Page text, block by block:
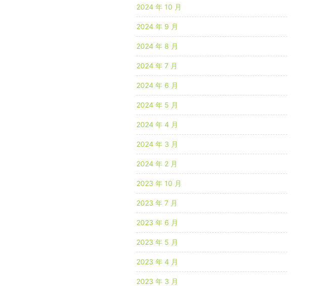
2024 年 10 月
2024 年 9 月
2024 年 8 月
2024 年 7 月
2024 年 6 月
2024 年 5 月
2024 年 4 月
2024 年 3 月
2024 年 2 月
2023 年 10 月
2023 年 7 月
2023 年 6 月
2023 年 5 月
2023 年 4 月
2023 年 3 月